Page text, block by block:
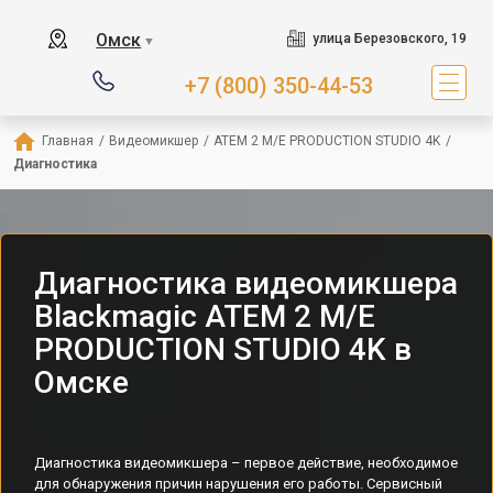
Омск ▼ улица Березовского, 19
+7 (800) 350-44-53
Главная / Видеомикшер / ATEM 2 M/E PRODUCTION STUDIO 4K /
Диагностика
Диагностика видеомикшера
Blackmagic ATEM 2 M/E
PRODUCTION STUDIO 4K в
Омске
Диагностика видеомикшера – первое действие, необходимое
для обнаружения причин нарушения его работы. Сервисный